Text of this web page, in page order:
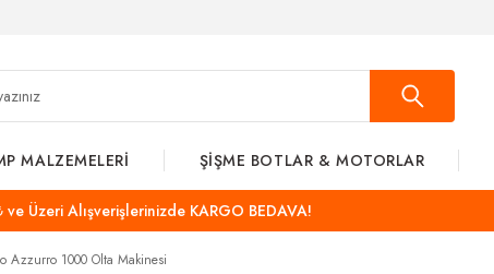
MALZEMELERİ ŞİŞME BOTLAR & MOTORLAR
Üzeri Alışverişlerinizde KARGO BEDAVA!
Azzurro 1000 Olta Makinesi